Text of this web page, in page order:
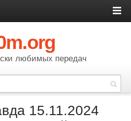
любимых передач
15.11.2024